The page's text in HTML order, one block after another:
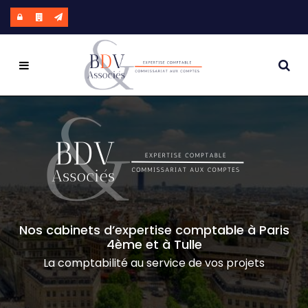
Notre cabinet
Qui sommes-nous ?
Nos bureaux
Nos équipes
Notre réseau
Nos engagements
Nos expertises
Comptabilité et fiscalité
Audit et commissariat aux comptes
RH et Paie
Office manager externalisé
Nos offres
Vos actualités
Blog
Nos cabinets d’expertise comptable à Paris
4ème et à Tulle
La comptabilité au service de vos projets